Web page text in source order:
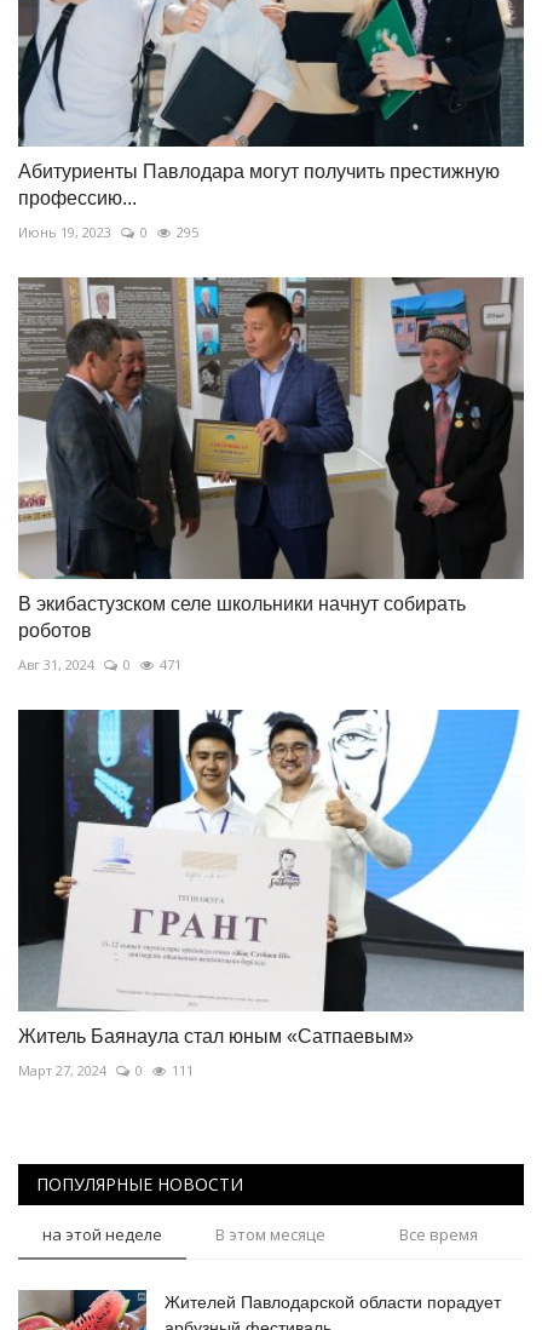
Абитуриенты Павлодара могут получить престижную
профессию...
Июнь 19, 2023 0 295
В экибастузском селе школьники начнут собирать
роботов
Авг 31, 2024 0 471
Житель Баянаула стал юным «Сатпаевым»
Март 27, 2024 0 111
ПОПУЛЯРНЫЕ НОВОСТИ
на этой неделе В этом месяце Все время
Жителей Павлодарской области порадует